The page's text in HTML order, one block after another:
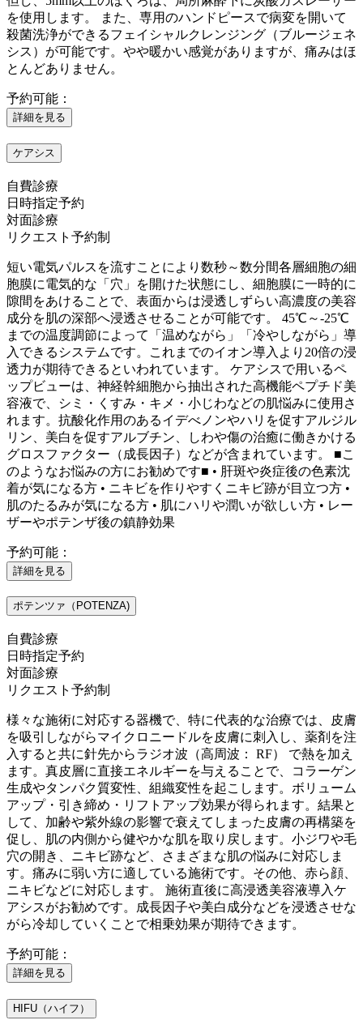
を使用します。 また、専用のハンドピースで病変を開いて
殺菌洗浄ができるフェイシャルクレンジング（ブルージェネ
シス）が可能です。やや暖かい感覚がありますが、痛みはほ
とんどありません。
予約可能：
詳細を見る
ケアシス
自費診療
日時指定予約
対面診療
リクエスト予約制
短い電気パルスを流すことにより数秒～数分間各層細胞の細
胞膜に電気的な「穴」を開けた状態にし、細胞膜に一時的に
隙間をあけることで、表面からは浸透しずらい高濃度の美容
成分を肌の深部へ浸透させることが可能です。 45℃～-25℃
までの温度調節によって「温めながら」「冷やしながら」導
入できるシステムです。これまでのイオン導入より20倍の浸
透力が期待できるといわれています。 ケアシスで用いるペ
ップビューは、神経幹細胞から抽出された高機能ペプチド美
容液で、シミ・くすみ・キメ・小じわなどの肌悩みに使用さ
れます。抗酸化作用のあるイデべノンやハリを促すアルジル
リン、美白を促すアルブチン、しわや傷の治癒に働きかける
グロスファクター（成長因子）などが含まれています。 ■こ
のようなお悩みの方にお勧めです■ • 肝斑や炎症後の色素沈
着が気になる方 • ニキビを作りやすくニキビ跡が目立つ方 •
肌のたるみが気になる方 • 肌にハリや潤いが欲しい方 • レー
ザーやポテンザ後の鎮静効果
予約可能：
詳細を見る
ポテンツァ（POTENZA)
自費診療
日時指定予約
対面診療
リクエスト予約制
様々な施術に対応する器機で、特に代表的な治療では、皮膚
を吸引しながらマイクロニードルを皮膚に刺入し、薬剤を注
入すると共に針先からラジオ波（高周波： RF） で熱を加え
ます。真皮層に直接エネルギーを与えることで、コラーゲン
生成やタンパク質変性、組織変性を起こします。ボリューム
アップ・引き締め・リフトアップ効果が得られます。結果と
して、加齢や紫外線の影響で衰えてしまった皮膚の再構築を
促し、肌の内側から健やかな肌を取り戻します。小ジワや毛
穴の開き、ニキビ跡など、さまざまな肌の悩みに対応しま
す。痛みに弱い方に適している施術です。その他、赤ら顔、
ニキビなどに対応します。 施術直後に高浸透美容液導入ケ
アシスがお勧めです。成長因子や美白成分などを浸透させな
がら冷却していくことで相乗効果が期待できます。
予約可能：
詳細を見る
HIFU（ハイフ）